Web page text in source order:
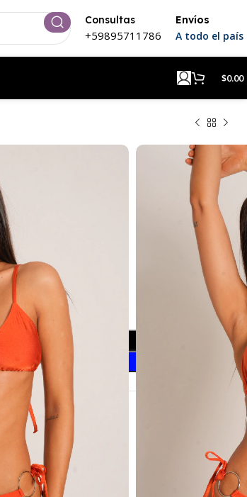
Consultas
+59895711786
Envíos
A todo el país
$0.00
Al Carrito
Ahora